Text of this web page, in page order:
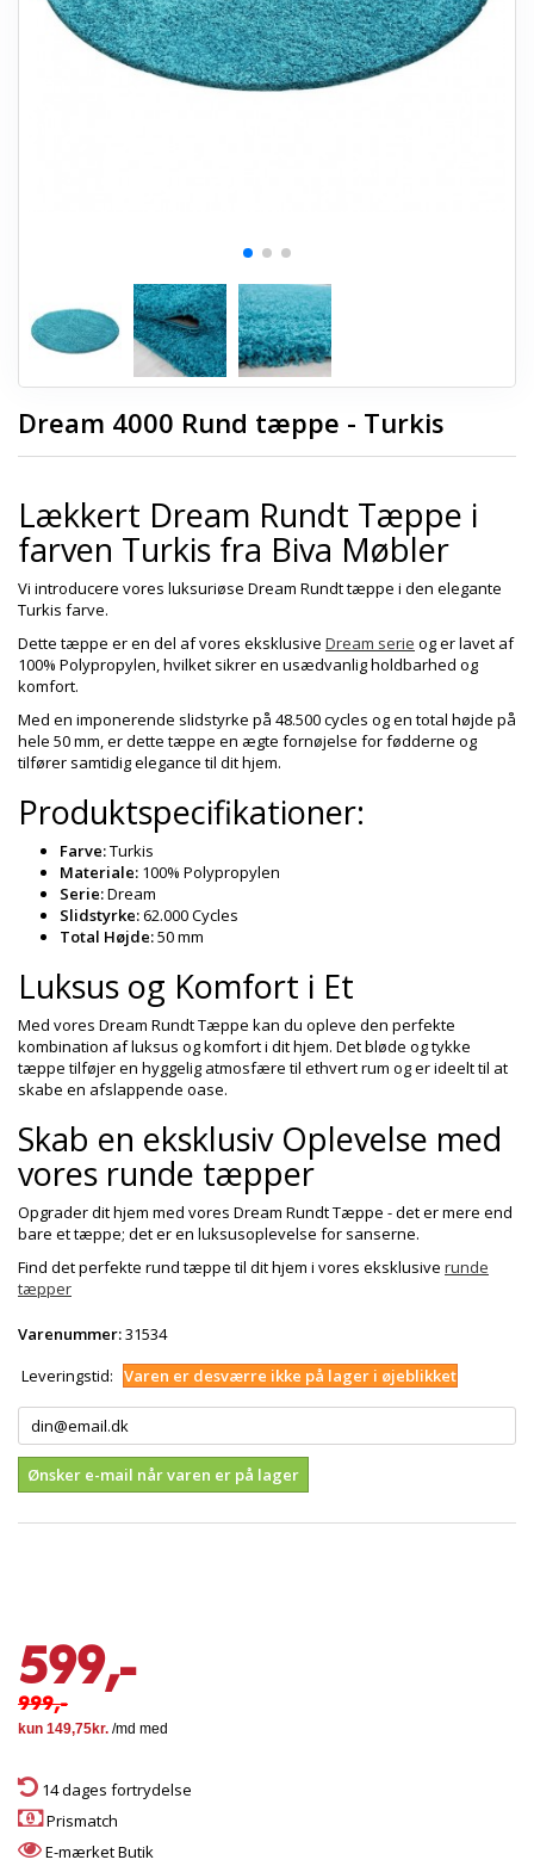
HAVEMØBLER
ENTREMØBLER
Dream 4000 Rund tæppe - Turkis
Lækkert Dream Rundt Tæppe i
farven Turkis fra Biva Møbler
Vi introducere vores luksuriøse Dream Rundt tæppe i den elegante
Turkis farve.
Dette tæppe er en del af vores eksklusive Dream serie og er lavet af
100% Polypropylen, hvilket sikrer en usædvanlig holdbarhed og
komfort.
Med en imponerende slidstyrke på 48.500 cycles og en total højde på
hele 50 mm, er dette tæppe en ægte fornøjelse for fødderne og
tilfører samtidig elegance til dit hjem.
Produktspecifikationer:
Farve:Turkis
Materiale: 100% Polypropylen
Serie:Dream
Slidstyrke:62.000 Cycles
Total Højde:50 mm
Luksus og Komfort i Et
Med vores Dream Rundt Tæppe kan du opleve den perfekte
kombination af luksus og komfort i dit hjem. Det bløde og tykke
tæppe tilføjer en hyggelig atmosfære til ethvert rum og er ideelt til at
skabe en afslappende oase.
Skab en eksklusiv Oplevelse med
vores runde tæpper
Opgrader dit hjem med vores Dream Rundt Tæppe - det er mere end
bare et tæppe; det er en luksusoplevelse for sanserne.
Find det perfekte rund tæppe til dit hjem i vores eksklusive runde
tæpper
Varenummer:31534
Leveringstid: Varen er desværre ikke på lager i øjeblikket
Ønsker e-mail når varen er på lager
599,-
999,-
14 dages fortrydelse
Prismatch
E-mærket Butik